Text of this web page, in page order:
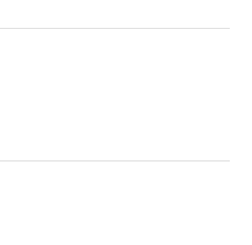
黑色 (selected)
22L 中蓝色